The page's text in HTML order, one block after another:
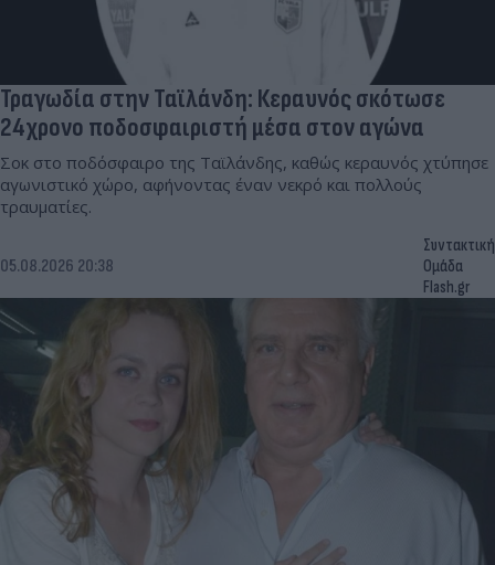
Τραγωδία στην Ταϊλάνδη: Κεραυνός σκότωσε
24χρονο ποδοσφαιριστή μέσα στον αγώνα
Σοκ στο ποδόσφαιρο της Ταϊλάνδης, καθώς κεραυνός χτύπησε
αγωνιστικό χώρο, αφήνοντας έναν νεκρό και πολλούς
τραυματίες.
05.08.2026 20:38
Συντακτική
Ομάδα
Flash.gr